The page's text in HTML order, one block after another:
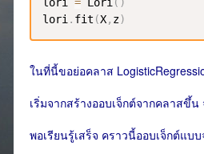
lori . fit (X, z)
ในที่นี้ขอย่อคลาส
เริ่มจากสร้างออบเจ็กต์จากคลาสขึ้
พอเรียนรู้เสร็จ คราวนี้ออบเจ็กต์แบ